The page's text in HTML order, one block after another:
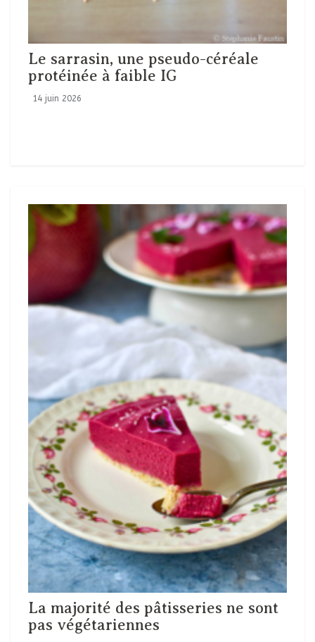
Le sarrasin, une pseudo-céréale
protéinée à faible IG
14 juin 2026
La majorité des pâtisseries ne sont
pas végétariennes